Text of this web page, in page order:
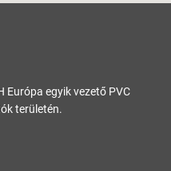
Európa egyik vezető PVC
területén.